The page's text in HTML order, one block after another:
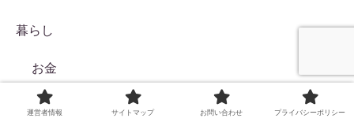
暮らし
お金
税金
運営者情報 サイトマップ お問い合わせ プライバシーポリシー